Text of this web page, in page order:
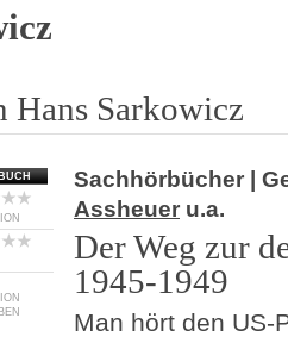
Hans Sarkowicz
Sachhörbücher |
Assheuer u.a.
Der Weg zur
1945-1949
Man hört den US-